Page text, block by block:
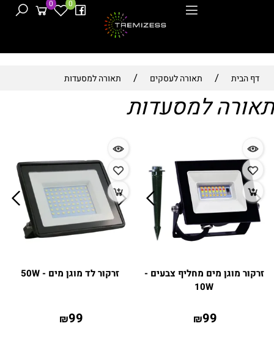
0 0
דף הבית / תאורה לעסקים / תאורה למסעדות
תאורה למסעדות
זרקור מוגן מים מחליף צבעים -
10W
₪99
זרקור לד מוגן מים - 50W
₪99